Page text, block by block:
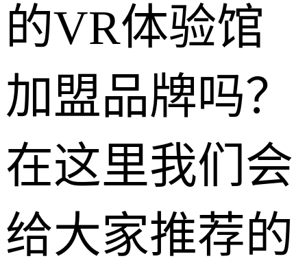
的VR体验馆
加盟品牌吗？
在这里我们会
给大家推荐的